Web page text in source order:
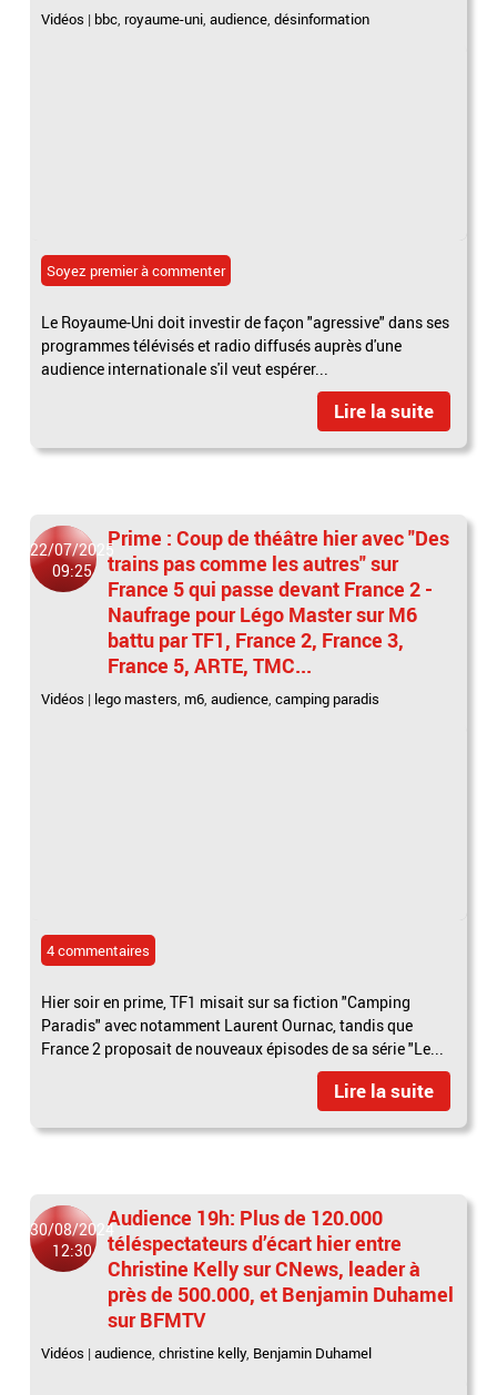
Vidéos | bbc, royaume-uni,audience,désinformation
Soyez premier à commenter
Le Royaume-Uni doit investir de façon "agressive" dans ses
programmes télévisés et radio diffusés auprès d'une
audience internationale s'il veut espérer...
Lire la suite
22/07/2025
09:25
Prime : Coup de théâtre hier avec "Des
trains pas comme les autres" sur
France 5 qui passe devant France 2 -
Naufrage pour Légo Master sur M6
battu par TF1, France 2, France 3,
France 5, ARTE, TMC...
Vidéos | lego masters, m6,audience,camping paradis
4 commentaires
Hier soir en prime, TF1 misait sur sa fiction "Camping
Paradis" avec notamment Laurent Ournac, tandis que
France 2 proposait de nouveaux épisodes de sa série "Le...
Lire la suite
30/08/2024
12:30
Audience 19h: Plus de 120.000
téléspectateurs d’écart hier entre
Christine Kelly sur CNews, leader à
près de 500.000, et Benjamin Duhamel
sur BFMTV
Vidéos |audience,christine kelly, Benjamin Duhamel